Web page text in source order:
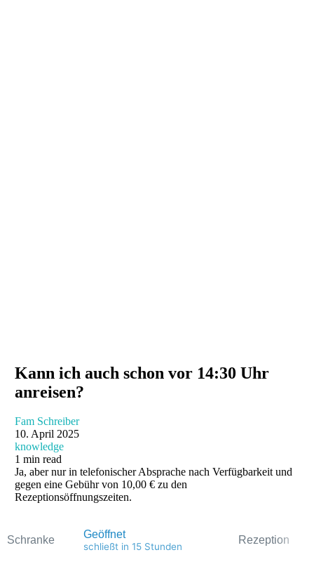
Kann ich auch schon vor 14:30 Uhr
anreisen?
Fam Schreiber
10. April 2025
knowledge
1 min read
Ja, aber nur in telefonischer Absprache nach Verfügbarkeit und
gegen eine Gebühr von 10,00 € zu den
Rezeptionsöffnungszeiten.
Schranke Geöffnet
schließt in 15 Stunden
Rezeption